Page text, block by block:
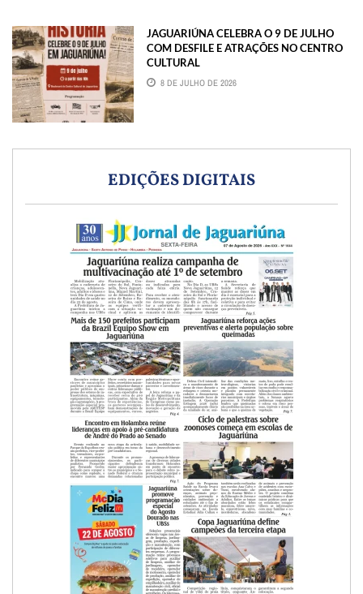
JAGUARIÚNA CELEBRA O 9 DE JULHO
COM DESFILE E ATRAÇÕES NO CENTRO
CULTURAL
8 DE JULHO DE 2026
EDIÇÕES DIGITAIS